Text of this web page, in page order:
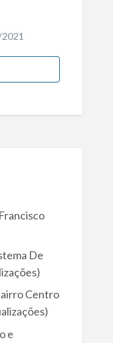
De
Centro
e